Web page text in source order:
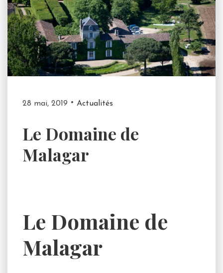
28 mai, 2019 Actualités
Le Domaine de
Malagar
Le Domaine de
Malagar